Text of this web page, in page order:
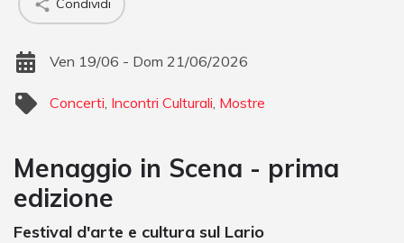
Condividi
Ven 19/06 - Dom 21/06/2026
Concerti Incontri Culturali Mostre
Menaggio in Scena - prima
edizione
Festival d'arte e cultura sul Lario